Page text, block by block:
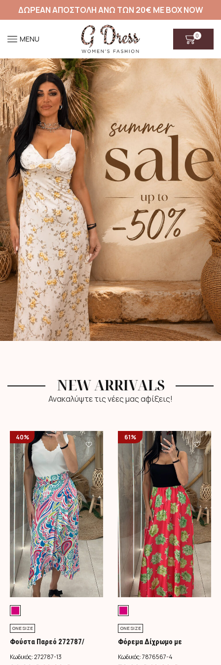
ΔΩΡΕΑΝ ΑΠΟΣΤΟΛΗ ΑΝΩ ΤΩΝ 20€ ΜΕ BOX NOW
MENU 0
NEW ARRIVALS
Ανακαλύψτε τις νέες μας αφίξεις!
40%
ONE SIZE
Φούστα Παρεό 272787/
Φούξια
Κωδικός:272787-13
61%
ONE SIZE
Φόρεμα Δίχρωμο με
Λουλούδια/Φούξια
Κωδικός:7876567-4